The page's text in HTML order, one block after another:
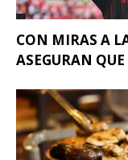
CON MIRAS A
ASEGURAN